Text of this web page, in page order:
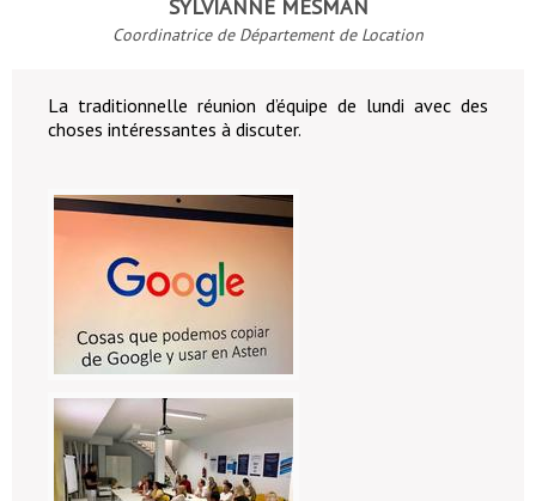
SYLVIANNE MESMAN
Coordinatrice de Département de Location
La traditionnelle réunion d’équipe de lundi avec des
choses intéressantes à discuter.